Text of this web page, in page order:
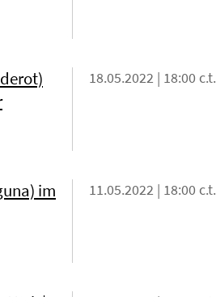
18.05.2022 | 18:00 c.t.
im
11.05.2022 | 18:00 c.t.